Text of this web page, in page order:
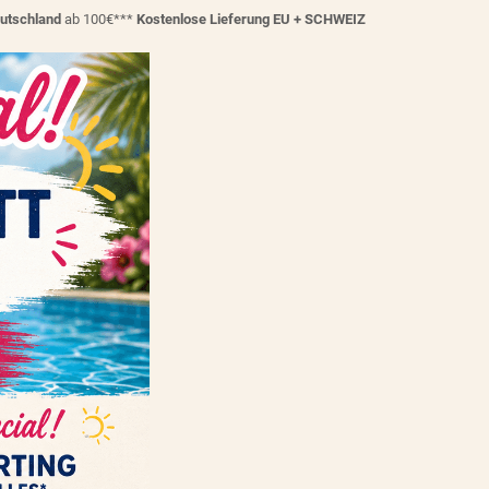
ab 100€*** Kostenlose Lieferung EU + SCHWEIZ